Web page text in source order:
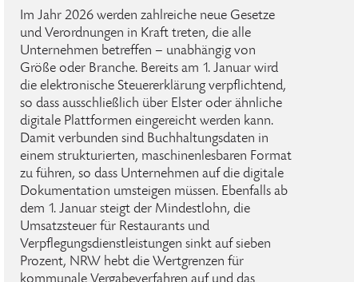
Im Jahr 2026 werden zahlreiche neue Gesetze
und Verordnungen in Kraft treten, die alle
Unternehmen betreffen – unabhängig von
Größe oder Branche. Bereits am 1. Januar wird
die elektronische Steuererklärung verpflichtend,
so dass ausschließlich über Elster oder ähnliche
digitale Plattformen eingereicht werden kann.
Damit verbunden sind Buchhaltungsdaten in
einem strukturierten, maschinenlesbaren Format
zu führen, so dass Unternehmen auf die digitale
Dokumentation umsteigen müssen. Ebenfalls ab
dem 1. Januar steigt der Mindestlohn, die
Umsatzsteuer für Restaurants und
Verpflegungsdienstleistungen sinkt auf sieben
Prozent, NRW hebt die Wertgrenzen für